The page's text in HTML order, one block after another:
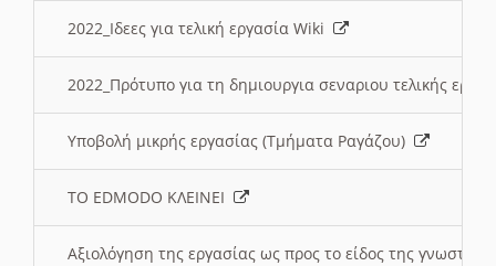
2022_Ιδεες για τελική εργασία Wiki
2022_Πρότυπο για τη δημιουργια σεναριου τελικής
Υποβολή μικρής εργασίας (Τμήματα Ραγάζου)
ΤΟ EDMODO ΚΛΕΙΝΕΙ
Αξιολόγηση της εργασίας ως προς το είδος της